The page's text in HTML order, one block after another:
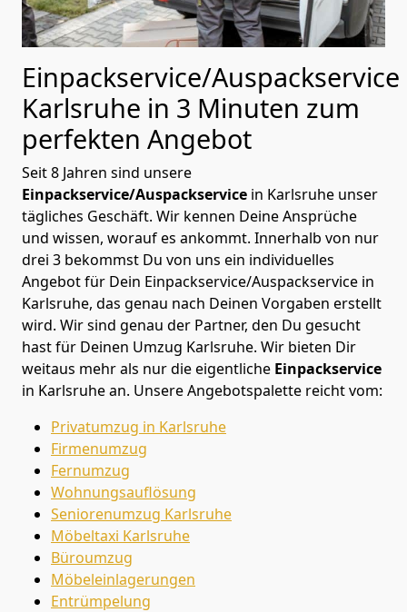
Einpackservice/Auspackservice
Karlsruhe in 3 Minuten zum
perfekten Angebot
Seit 8 Jahren sind unsere
Einpackservice/Auspackservice in Karlsruhe unser
tägliches Geschäft. Wir kennen Deine Ansprüche
und wissen, worauf es ankommt. Innerhalb von nur
drei 3 bekommst Du von uns ein individuelles
Angebot für Dein Einpackservice/Auspackservice in
Karlsruhe, das genau nach Deinen Vorgaben erstellt
wird. Wir sind genau der Partner, den Du gesucht
hast für Deinen Umzug Karlsruhe. Wir bieten Dir
weitaus mehr als nur die eigentliche Einpackservice
in Karlsruhe an. Unsere Angebotspalette reicht vom:
Privatumzug in Karlsruhe
Firmenumzug
Fernumzug
Wohnungsauflösung
Seniorenumzug Karlsruhe
Möbeltaxi Karlsruhe
Büroumzug
Möbeleinlagerungen
Entrümpelung